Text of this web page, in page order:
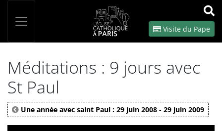
OK
Visite du Pape
Méditations : 9 jours avec
St Paul
Une année avec saint Paul : 29 juin 2008 - 29 juin 2009
Panneau de gestion des cookies